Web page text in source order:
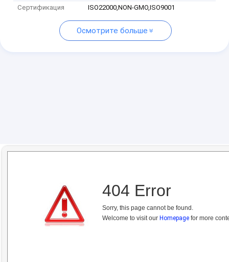
Сертификация ISO22000,NON-GMO,ISO9001
Осмотрите больше
404 Error
Sorry, this page cannot be found.
Welcome to visit our Homepage for more